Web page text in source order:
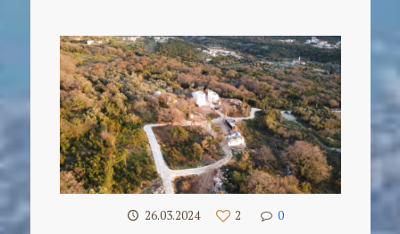
26.03.2024 2 0